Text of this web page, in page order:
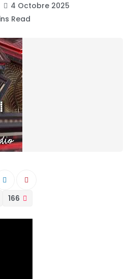
4 Octobre 2025
Read
166